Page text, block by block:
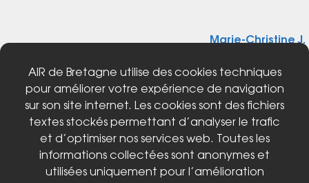
AIR de Bretagne utilise des cookies techniques
pour améliorer votre expérience de navigation
sur son site internet. Les cookies sont des fichiers
textes stockés permettant d’analyser le trafic
et d’optimiser nos services web. Toutes les
informations collectées sont anonymes et
utilisées uniquement pour l’amélioration